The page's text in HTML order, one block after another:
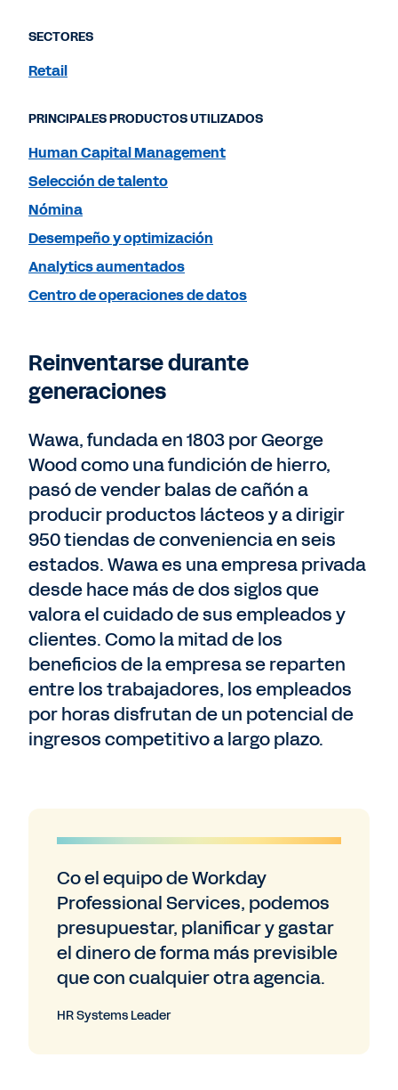
Reinventarse durante
generaciones
Wawa, fundada en 1803 por George
Wood como una fundición de hierro,
pasó de vender balas de cañón a
producir productos lácteos y a dirigir
950 tiendas de conveniencia en seis
estados. Wawa es una empresa privada
desde hace más de dos siglos que
valora el cuidado de sus empleados y
clientes. Como la mitad de los
beneficios de la empresa se reparten
entre los trabajadores, los empleados
por horas disfrutan de un potencial de
ingresos competitivo a largo plazo.
Co el equipo de Workday
Professional Services, podemos
presupuestar, planificar y gastar
el dinero de forma más previsible
que con cualquier otra agencia.
HR Systems Leader
SECTORES
Retail
PRINCIPALES PRODUCTOS UTILIZADOS
Human Capital Management
Selección de talento
Nómina
Desempeño y optimización
Analytics aumentados
Centro de operaciones de datos